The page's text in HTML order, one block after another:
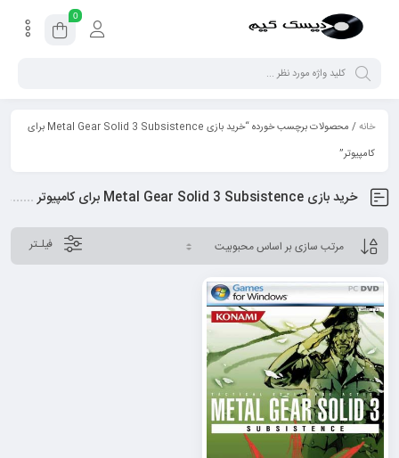
0
خانه
/ محصولات برچسب خورده “خرید بازی Metal Gear Solid 3 Subsistence برای
کامپیوتر”
خرید بازی Metal Gear Solid 3 Subsistence برای کامپیوتر
فیلـتر